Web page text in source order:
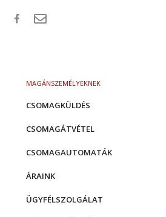
MAGÁNSZEMÉLYEKNEK
CSOMAGKÜLDÉS
CSOMAGÁTVÉTEL
CSOMAGAUTOMATÁK
ÁRAINK
ÜGYFÉLSZOLGÁLAT